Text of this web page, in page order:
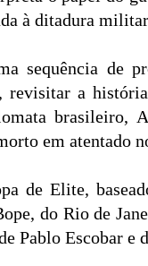
à ditadura
sequência de
revisitar a
brasileiro,
em atentado
de Elite,
do Rio de
Pablo Escobar